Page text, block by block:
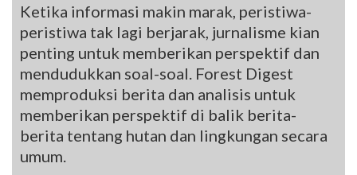
Ketika informasi makin marak, peristiwa-
peristiwa tak lagi berjarak, jurnalisme kian
penting untuk memberikan perspektif dan
mendudukkan soal-soal. Forest Digest
memproduksi berita dan analisis untuk
memberikan perspektif di balik berita-
berita tentang hutan dan lingkungan secara
umum.